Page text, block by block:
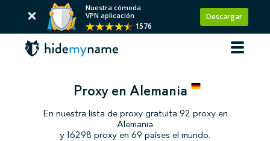
Nuestra cómoda
VPN aplicación
1576
Descargar
Proxy en Alemania
En nuestra lista de proxy gratuita 92 proxy en
Alemania
y 16298 proxy en 69 países el mundo.